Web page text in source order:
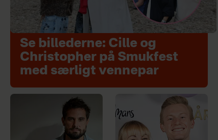
Se billederne: Cille og
Christopher på Smukfest
med særligt vennepar